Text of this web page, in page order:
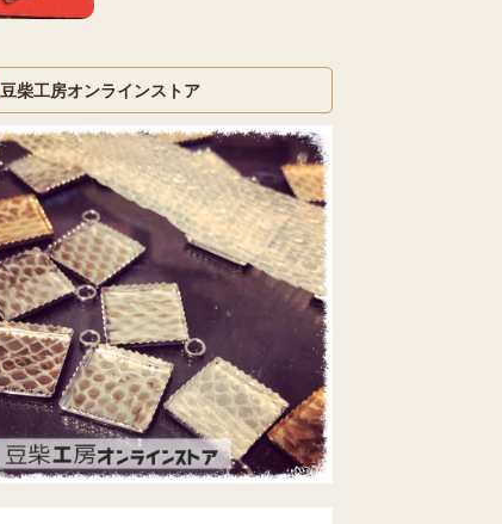
豆柴工房オンラインストア